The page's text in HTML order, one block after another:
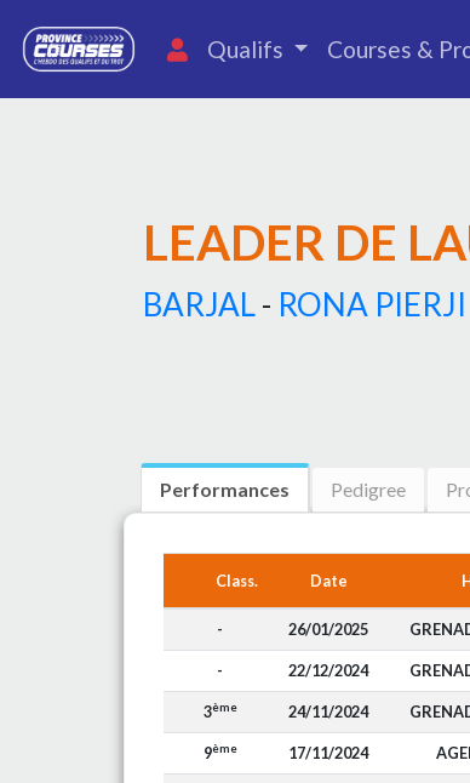
Qualifs Courses &
LEADER DE
BARJAL- RONA PIERJI
Performances Pedigree
Class. Date
- 26/01/2025
- 22/12/2024
3ème 24/11/2024
9ème 17/11/2024